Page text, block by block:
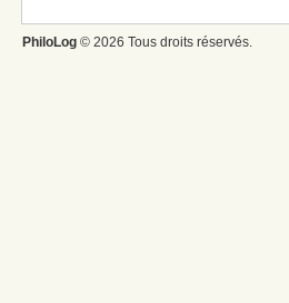
PhiloLog © 2026 Tous droits réservés.